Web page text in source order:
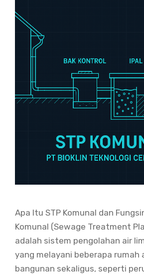
Apa Itu STP Komunal dan
Komunal (Sewage Treatment
adalah sistem pengolahan air
yang melayani beberapa rumah
bangunan sekaligus, seperti